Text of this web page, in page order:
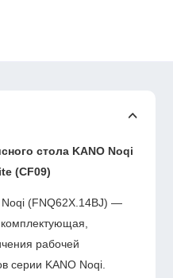
стола KANO Noqi
(CF09)
Noqi (FNQ62X.14BJ) —
комплектующая,
рабочей
серии KANO Noqi.